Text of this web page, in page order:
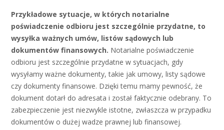
Przykładowe sytuacje, w których notarialne
poświadczenie odbioru jest szczególnie przydatne, to
wysyłka ważnych umów, listów sądowych lub
dokumentów finansowych. Notarialne poświadczenie
odbioru jest szczególnie przydatne w sytuacjach, gdy
wysyłamy ważne dokumenty, takie jak umowy, listy sądowe
czy dokumenty finansowe. Dzięki temu mamy pewność, że
dokument dotarł do adresata i został faktycznie odebrany. To
zabezpieczenie jest niezwykle istotne, zwłaszcza w przypadku
dokumentów o dużej wadze prawnej lub finansowej.